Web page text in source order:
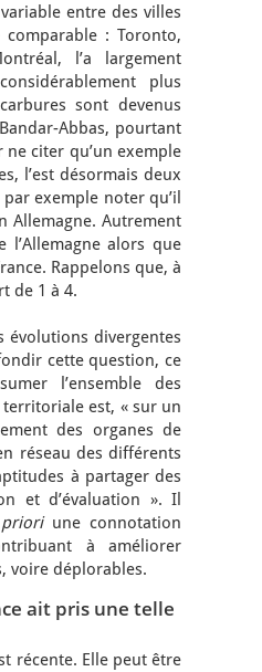
entre des villes
: Toronto,
l’a largement
plus
sont devenus
Abbas, pourtant
citer qu’un exemple
l’est désormais deux
exemple noter qu’il
Allemagne. Autrement
alors que
Rappelons que, à
de 1 à 4.
évolutions divergentes
cette question, ce
l’ensemble des
est, « sur un
des organes de
réseau des différents
à partager des
et d’évaluation ». Il
une connotation
à améliorer
voire déplorables.
ait pris une telle
récente. Elle peut être